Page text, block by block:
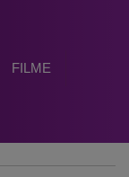
FILME